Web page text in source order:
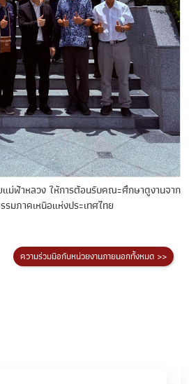
แม่ฟ้าหลวง ให้การต้อนรับคณะศึกษาดูงานจาก
มภาคเหนือแห่งประเทศไทย
ความร่วมมือกับหน่วยงานภายนอกทั้งหมด >>